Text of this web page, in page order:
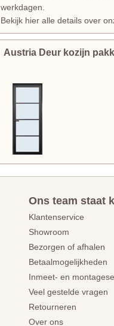
werkdagen.
Bekijk hier alle details over
Austria Deur kozijn
Ons team staat
Klantenservice
Showroom
Bezorgen of afhalen
Betaalmogelijkheden
Inmeet- en
Veel gestelde vragen
Retourneren
Over ons